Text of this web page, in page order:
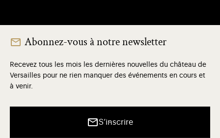
Abonnez-vous à notre newsletter
Recevez tous les mois les dernières nouvelles du château de
Versailles pour ne rien manquer des événements en cours et
à venir.
S’inscrire